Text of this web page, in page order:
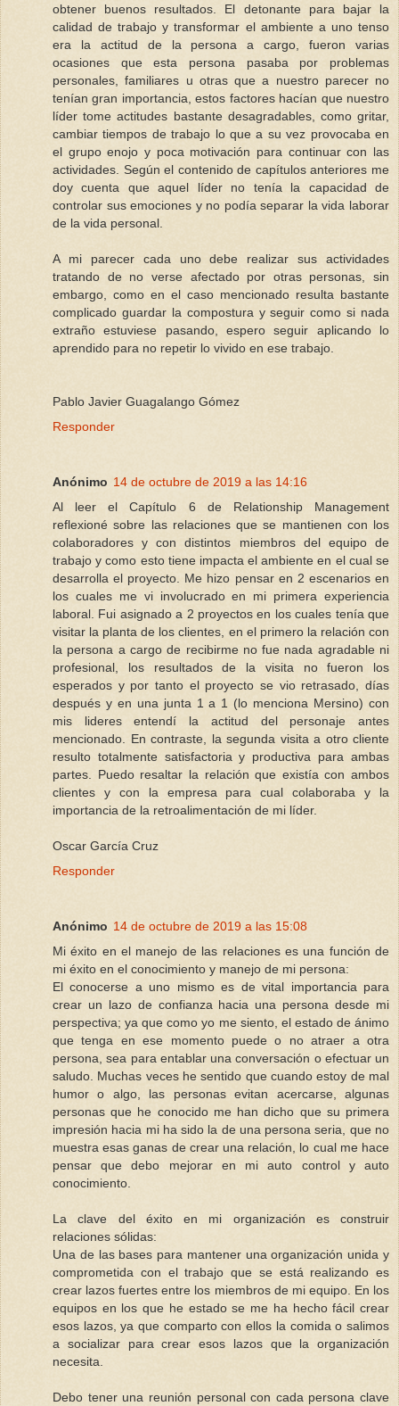
obtener buenos resultados. El detonante para bajar la
calidad de trabajo y transformar el ambiente a uno tenso
era la actitud de la persona a cargo, fueron varias
ocasiones que esta persona pasaba por problemas
personales, familiares u otras que a nuestro parecer no
tenían gran importancia, estos factores hacían que nuestro
líder tome actitudes bastante desagradables, como gritar,
cambiar tiempos de trabajo lo que a su vez provocaba en
el grupo enojo y poca motivación para continuar con las
actividades. Según el contenido de capítulos anteriores me
doy cuenta que aquel líder no tenía la capacidad de
controlar sus emociones y no podía separar la vida laborar
de la vida personal.
A mi parecer cada uno debe realizar sus actividades
tratando de no verse afectado por otras personas, sin
embargo, como en el caso mencionado resulta bastante
complicado guardar la compostura y seguir como si nada
extraño estuviese pasando, espero seguir aplicando lo
aprendido para no repetir lo vivido en ese trabajo.
Pablo Javier Guagalango Gómez
Responder
Anónimo 14 de octubre de 2019 a las 14:16
Al leer el Capítulo 6 de Relationship Management
reflexioné sobre las relaciones que se mantienen con los
colaboradores y con distintos miembros del equipo de
trabajo y como esto tiene impacta el ambiente en el cual se
desarrolla el proyecto. Me hizo pensar en 2 escenarios en
los cuales me vi involucrado en mi primera experiencia
laboral. Fui asignado a 2 proyectos en los cuales tenía que
visitar la planta de los clientes, en el primero la relación con
la persona a cargo de recibirme no fue nada agradable ni
profesional, los resultados de la visita no fueron los
esperados y por tanto el proyecto se vio retrasado, días
después y en una junta 1 a 1 (lo menciona Mersino) con
mis lideres entendí la actitud del personaje antes
mencionado. En contraste, la segunda visita a otro cliente
resulto totalmente satisfactoria y productiva para ambas
partes. Puedo resaltar la relación que existía con ambos
clientes y con la empresa para cual colaboraba y la
importancia de la retroalimentación de mi líder.
Oscar García Cruz
Responder
Anónimo 14 de octubre de 2019 a las 15:08
Mi éxito en el manejo de las relaciones es una función de
mi éxito en el conocimiento y manejo de mi persona:
El conocerse a uno mismo es de vital importancia para
crear un lazo de confianza hacia una persona desde mi
perspectiva; ya que como yo me siento, el estado de ánimo
que tenga en ese momento puede o no atraer a otra
persona, sea para entablar una conversación o efectuar un
saludo. Muchas veces he sentido que cuando estoy de mal
humor o algo, las personas evitan acercarse, algunas
personas que he conocido me han dicho que su primera
impresión hacia mi ha sido la de una persona seria, que no
muestra esas ganas de crear una relación, lo cual me hace
pensar que debo mejorar en mi auto control y auto
conocimiento.
La clave del éxito en mi organización es construir
relaciones sólidas:
Una de las bases para mantener una organización unida y
comprometida con el trabajo que se está realizando es
crear lazos fuertes entre los miembros de mi equipo. En los
equipos en los que he estado se me ha hecho fácil crear
esos lazos, ya que comparto con ellos la comida o salimos
a socializar para crear esos lazos que la organización
necesita.
Debo tener una reunión personal con cada persona clave